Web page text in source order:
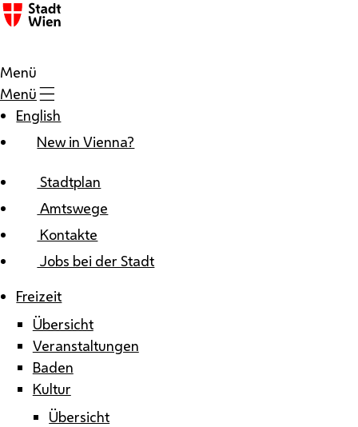
Zum Inhalt
Menü
Menü
English
New in Vienna?
Stadtplan
Amtswege
Kontakte
Jobs bei der Stadt
Freizeit
Übersicht
Veranstaltungen
Baden
Kultur
Übersicht